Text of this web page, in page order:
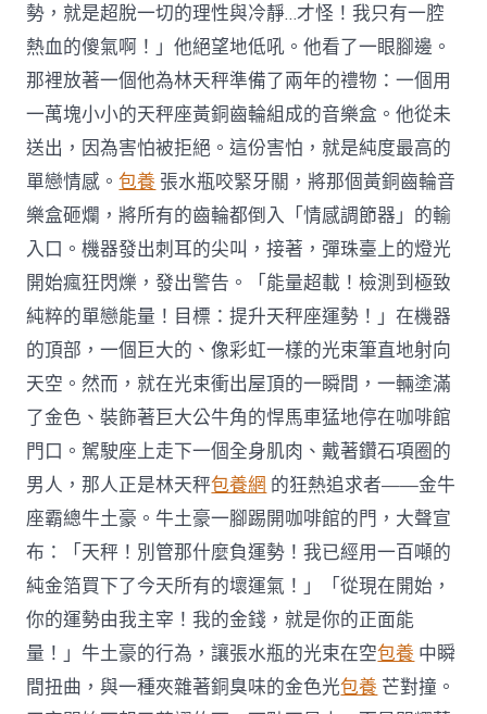
勢，就是超脫一切的理性與冷靜…才怪！我只有一腔
熱血的傻氣啊！」他絕望地低吼。他看了一眼腳邊。
那裡放著一個他為林天秤準備了兩年的禮物：一個用
一萬塊小小的天秤座黃銅齒輪組成的音樂盒。他從未
送出，因為害怕被拒絕。這份害怕，就是純度最高的
單戀情感。包養 張水瓶咬緊牙關，將那個黃銅齒輪音
樂盒砸爛，將所有的齒輪都倒入「情感調節器」的輸
入口。機器發出刺耳的尖叫，接著，彈珠臺上的燈光
開始瘋狂閃爍，發出警告。「能量超載！檢測到極致
純粹的單戀能量！目標：提升天秤座運勢！」在機器
的頂部，一個巨大的、像彩虹一樣的光束筆直地射向
天空。然而，就在光束衝出屋頂的一瞬間，一輛塗滿
了金色、裝飾著巨大公牛角的悍馬車猛地停在咖啡館
門口。駕駛座上走下一個全身肌肉、戴著鑽石項圈的
男人，那人正是林天秤包養網 的狂熱追求者——金牛
座霸總牛土豪。牛土豪一腳踢開咖啡館的門，大聲宣
布：「天秤！別管那什麼負運勢！我已經用一百噸的
純金箔買下了今天所有的壞運氣！」「從現在開始，
你的運勢由我主宰！我的金錢，就是你的正面能
量！」牛土豪的行為，讓張水瓶的光束在空包養 中瞬
間扭曲，與一種夾雜著銅臭味的金色光包養 芒對撞。